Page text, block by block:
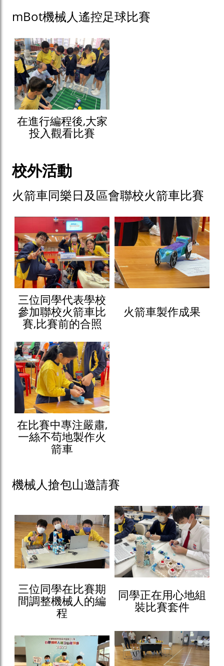
mBot機械人遙控足球比賽
在進行編程後,大家
投入觀看比賽
校外活動
火箭車同樂日及區會聯校火箭車比賽
三位同學代表學校
參加聯校火箭車比
賽,比賽前的合照
火箭車製作成果
在比賽中專注嚴肅,
一絲不苟地製作火
箭車
機械人搶包山邀請賽
三位同學在比賽期
間調整機械人的編
程
同學正在用心地組
裝比賽套件